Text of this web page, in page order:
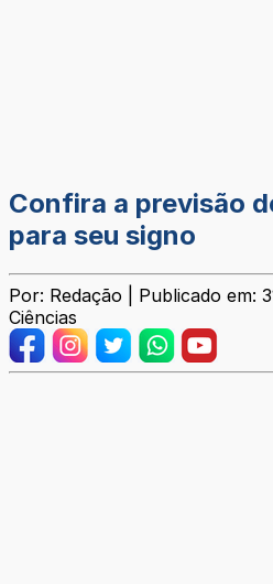
Confira a previsão
para seu signo
Por: Redação | Publicado em:
Ciências